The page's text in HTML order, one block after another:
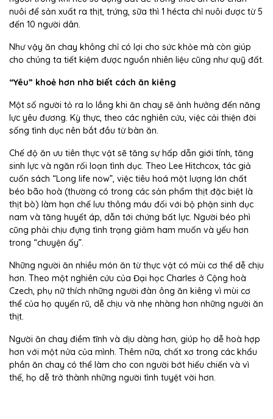
nuôi để sản xuất ra thịt, trứng, sữa thì 1 hécta chỉ nuôi được từ 5
đến 10 người dân.
Như vậy ăn chay không chỉ có lợi cho sức khỏe mà còn giúp
cho chúng ta tiết kiệm được nguồn nhiên liệu cũng như quỹ đất.
“Yêu” khoẻ hơn nhờ biết cách ăn kiêng
Một số người tỏ ra lo lắng khi ăn chay sẽ ảnh hưởng đến năng
lực yêu đương. Kỳ thực, theo các nghiên cứu, việc cải thiện đời
sống tình dục nên bắt đầu từ bàn ăn.
Chế độ ăn ưu tiên thực vật sẽ tăng sự hấp dẫn giới tính, tăng
sinh lực và ngăn rối loạn tình dục. Theo Lee Hitchcox, tác giả
cuốn sách “Long life now”, việc tiêu hoá một lượng lớn chất
béo bão hoà (thường có trong các sản phẩm thịt đặc biệt là
thịt bò) làm hạn chế lưu thông máu đối với bộ phận sinh dục
nam và tăng huyết áp, dẫn tới chứng bất lực. Người béo phì
cũng phải chịu đựng tình trạng giảm ham muốn và yếu hơn
trong “chuyện ấy”.
Những người ăn nhiều món ăn từ thực vật có mùi cơ thể dễ chịu
hơn. Theo một nghiên cứu của Đại học Charles ở Cộng hoà
Czech, phụ nữ thích những người đàn ông ăn kiêng vì mùi cơ
thể của họ quyến rũ, dễ chịu và nhẹ nhàng hơn những người ăn
thịt.
Người ăn chay điềm tĩnh và dịu dàng hơn, giúp họ dễ hoà hợp
hơn với một nửa của mình. Thêm nữa, chất xơ trong các khẩu
phần ăn chay có thể làm cho con người bớt hiếu chiến và vì
thế, họ dễ trở thành những người tình tuyệt vời hơn.